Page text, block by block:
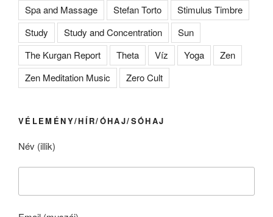
Spa and Massage
Stefan Torto
Stimulus Timbre
Study
Study and Concentration
Sun
The Kurgan Report
Theta Víz Yoga
Zen
Zen Meditation Music
Zero Cult
VÉLEMÉNY/HÍR/ÓHAJ/SÓHAJ
Név (illik)